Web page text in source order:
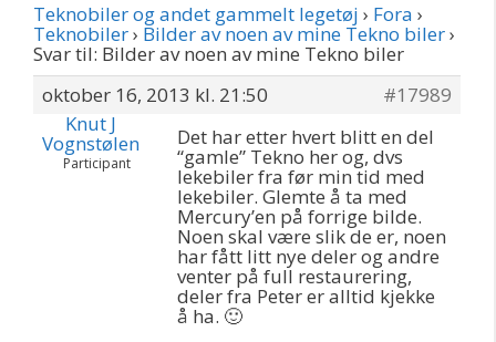
Teknobiler og andet gammelt legetøj › Fora ›
Teknobiler› Bilder av noen av mine Tekno biler›
Svar til: Bilder av noen av mine Tekno biler
oktober 16, 2013 kl. 21:50
#17989
Knut J
Vognstølen
Participant
Det har etter hvert blitt en del
“gamle” Tekno her og, dvs
lekebiler fra før min tid med
lekebiler. Glemte å ta med
Mercury’en på forrige bilde.
Noen skal være slik de er, noen
har fått litt nye deler og andre
venter på full restaurering,
deler fra Peter er alltid kjekke
å ha. 🙂